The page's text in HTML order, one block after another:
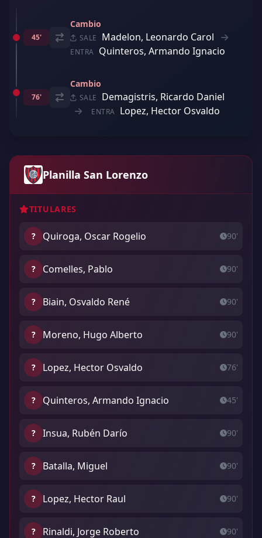
45'
Cambio
SALE Madelon, Leonardo Carol
ENTRA Quinteros, Armando Ignacio
76'
Cambio
SALE Demagistris, Ricardo Daniel
ENTRA Lopez, Hector Osvaldo
Planilla San Lorenzo
TITULARES
? Quiroga, Oscar Rogelio 90'
? Comelles, Pablo 90'
? Biain, Osvaldo René 90'
? Moreno, Hugo Alberto 90'
? Lopez, Hector Osvaldo 76'
? Quinteros, Armando Ignacio 45'
? Insua, Rubén Darío 90'
? Batalla, Miguel 90'
? Lopez, Hector Raul 90'
? Rinaldi, Jorge Roberto 90'